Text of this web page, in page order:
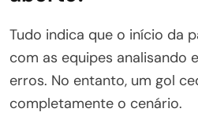
Tudo indica que o início da
com as equipes analisando
erros. No entanto, um gol
completamente o cenário.